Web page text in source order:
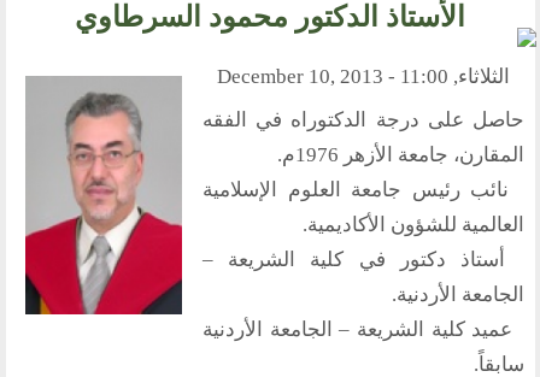
من نحن
المنتدى العالمي للوسطية
أهداف المنتدى
الفكرة والتأسيس
تطلعاتنا
منتدى الوسطية للفكر و الثقافة
الفكرة و التأسيس
الأستاذ الدكتور محمود السرطاوي
الثلاثاء, December 10, 2013 - 11:00
حاصل على درجة الدكتوراه في الفقه
المقارن، جامعة الأزهر 1976م.
نائب رئيس جامعة العلوم الإسلامية
العالمية للشؤون الأكاديمية.
أستاذ دكتور في كلية الشريعة –
الجامعة الأردنية.
عميد كلية الشريعة – الجامعة الأردنية
سابقاً.